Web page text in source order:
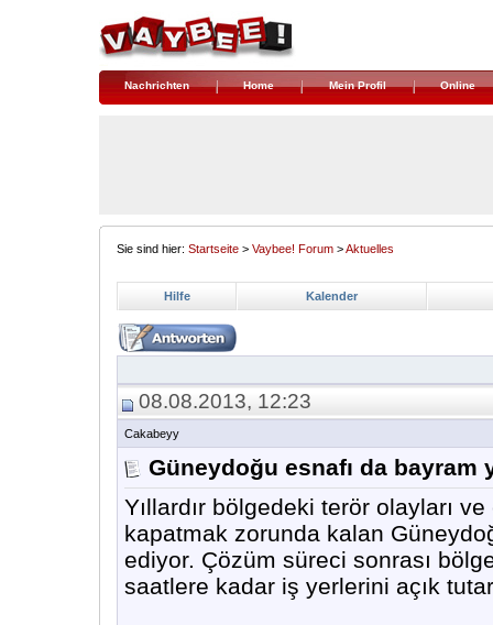
Nachrichten Home Mein Profil Online
Sie sind hier: Startseite > Vaybee! Forum >Aktuelles
Hilfe Kalender
08.08.2013, 12:23
Cakabeyy
Güneydoğu esnafı da bayram
Yıllardır bölgedeki terör olayları
kapatmak zorunda kalan
ediyor. Çözüm süreci sonrası
saatlere kadar iş yerlerini açık